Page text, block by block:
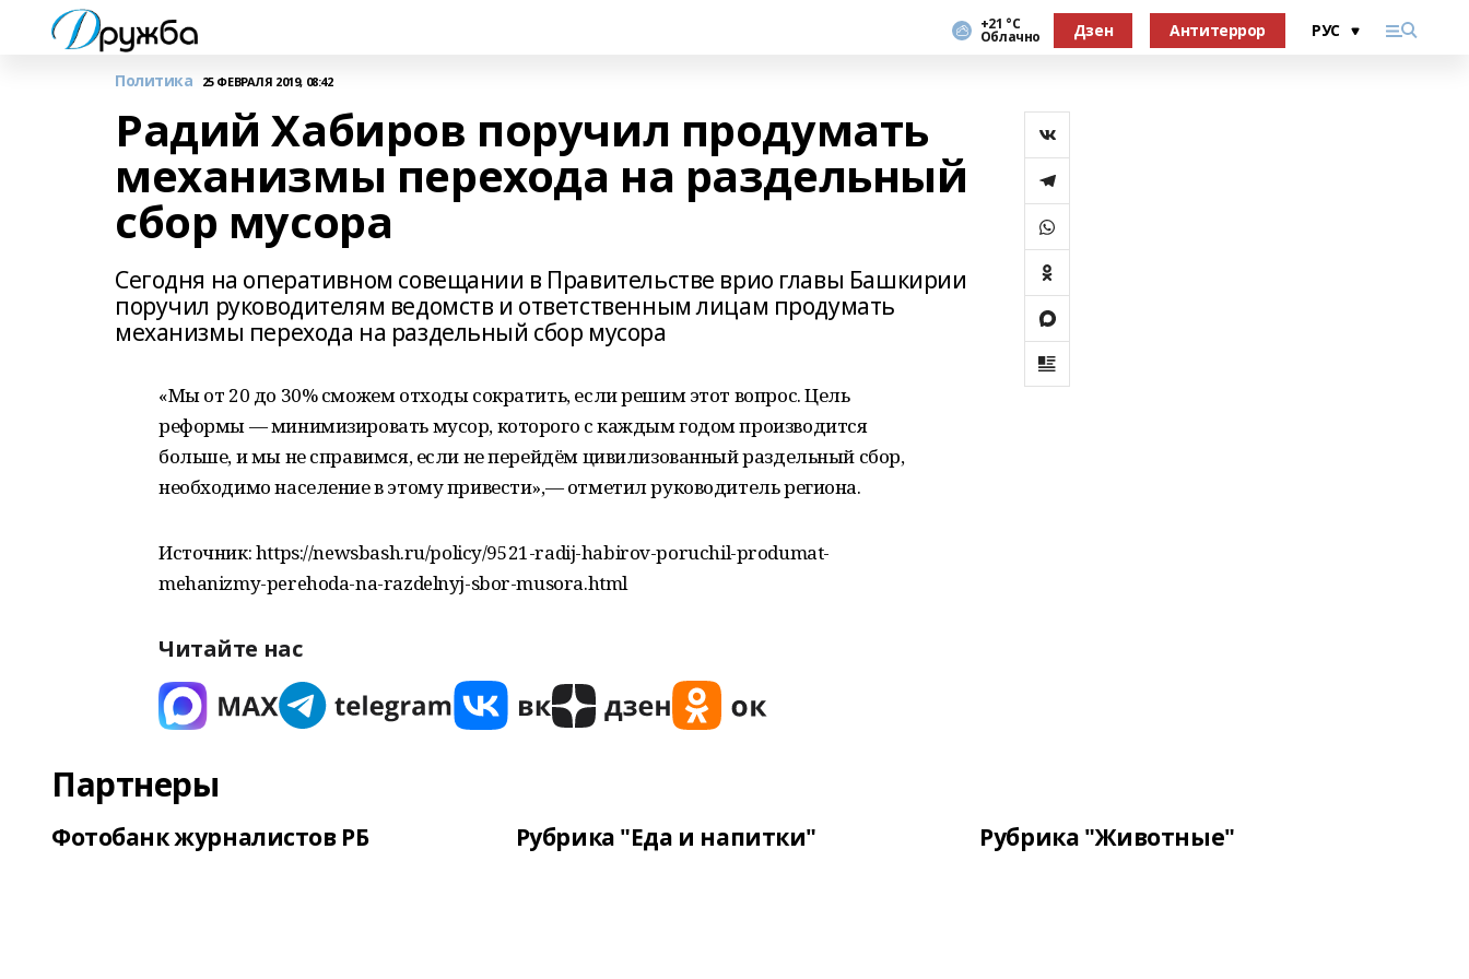
+21 °С
Облачно Дзен Антитеррор
Политика 25 ФЕВРАЛЯ 2019, 08:42
Радий Хабиров поручил продумать
механизмы перехода на раздельный
сбор мусора
Сегодня на оперативном совещании в Правительстве врио главы Башкирии
поручил руководителям ведомств и ответственным лицам продумать
механизмы перехода на раздельный сбор мусора
«Мы от 20 до 30% сможем отходы сократить, если решим этот вопрос. Цель
реформы — минимизировать мусор, которого с каждым годом производится
больше, и мы не справимся, если не перейдём цивилизованный раздельный сбор,
необходимо население в этому привести»,— отметил руководитель региона.
Источник: https://newsbash.ru/policy/9521-radij-habirov-poruchil-produmat-
mehanizmy-perehoda-na-razdelnyj-sbor-musora.html
Читайте нас
Партнеры
Фотобанк журналистов РБ Рубрика "Еда и напитки" Рубрика "Животные"